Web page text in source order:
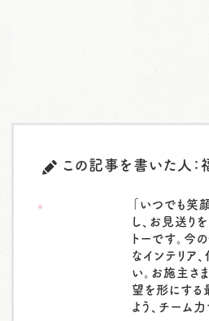
この記事を書いた人
「いつでも笑
し、お見送り
トーです。今
なインテリア
い。お施主さ
望を形にする
よう、チーム